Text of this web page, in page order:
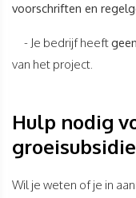
voorschriften en
- Je bedrijf heeft
van het project.
Hulp nodig
Wil je weten of je in